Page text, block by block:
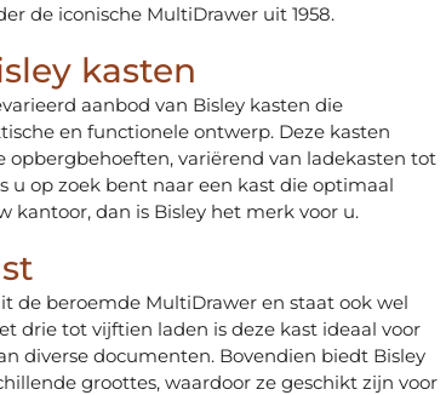
de iconische MultiDrawer uit 1958.
kasten
aanbod van Bisley kasten die
en functionele ontwerp. Deze kasten
opbergbehoeften, variërend van ladekasten tot
u op zoek bent naar een kast die optimaal
kantoor, dan is Bisley het merk voor u.
de beroemde MultiDrawer en staat ook wel
drie tot vijftien laden is deze kast ideaal voor
diverse documenten. Bovendien biedt Bisley
groottes, waardoor ze geschikt zijn voor